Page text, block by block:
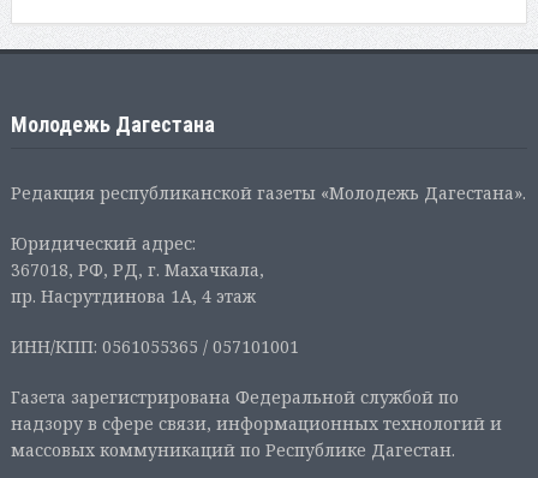
Молодежь Дагестана
Редакция республиканской газеты «Молодежь Дагестана».
Юридический адрес:
367018, РФ, РД, г. Махачкала,
пр. Насрутдинова 1А, 4 этаж
ИНН/КПП: 0561055365 / 057101001
Газета зарегистрирована Федеральной службой по
надзору в сфере связи, информационных технологий и
массовых коммуникаций по Республике Дагестан.